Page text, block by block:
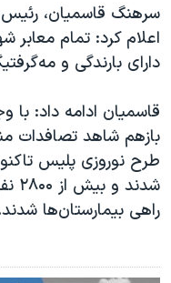
سرهنگ قاسمیان،
اعلام کرد: تمام
دارای بارندگی و
قاسمیان ادامه داد: با
بازهم شاهد تصافدات
راهی بیمارستان‌ها شدند.